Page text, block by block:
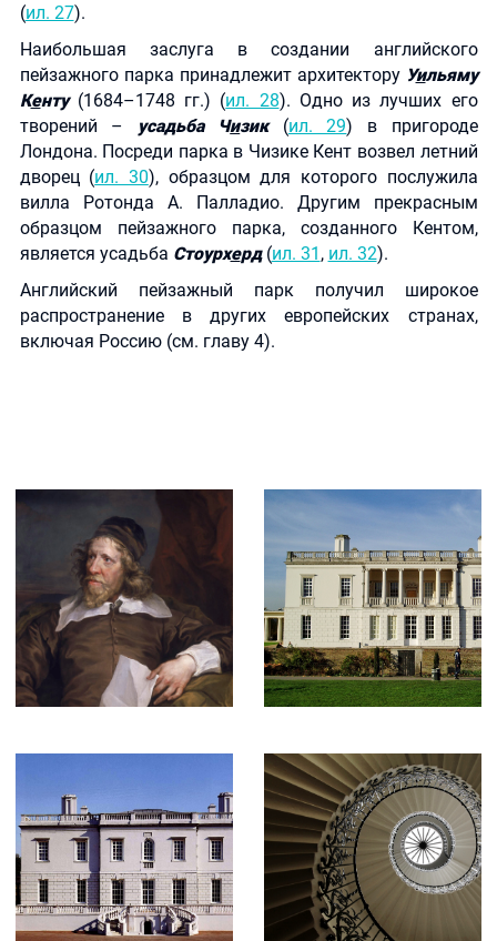
(ил. 27).
Наибольшая заслуга в создании английского
пейзажного парка принадлежит архитектору Уильяму
Кенту (1684–1748 гг.) (ил. 28). Одно из лучших его
творений –
усадьба Чизик(ил. 29) в пригороде
Лондона. Посреди парка в Чизике Кент возвел летний
дворец (ил. 30), образцом для которого послужила
вилла Ротонда А. Палладио. Другим прекрасным
образцом пейзажного парка, созданного Кентом,
является усадьба Стоурхерд (ил. 31 , ил. 32).
Английский пейзажный парк получил широкое
распространение в других европейских странах,
включая Россию (см. главу 4).